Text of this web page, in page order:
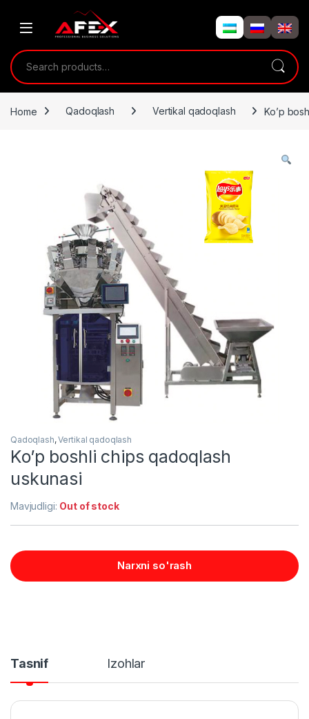
Search for:
Home Qadoqlash Vertikal qadoqlash Ko’p
Qadoqlash,Vertikal qadoqlash
Ko’p boshli chips qadoqlash
uskunasi
Mavjudligi: Out of stock
Narxni so'rash
Tasnif Izohlar